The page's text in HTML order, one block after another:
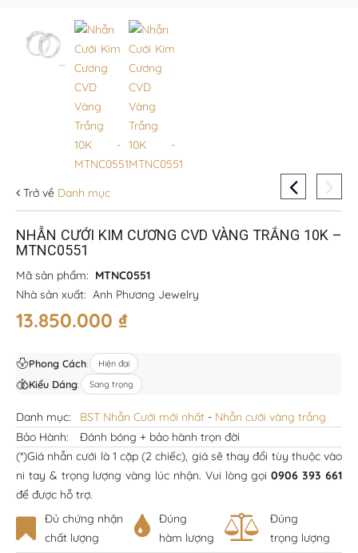
Trở về Danh mục
NHẪN CƯỚI KIM CƯƠNG CVD VÀNG TRẮNG 10K –
MTNC0551
Mã sản phẩm: MTNC0551
Nhà sản xuất: Anh Phương Jewelry
13.850.000 ₫
Phong Cách: Hiện đại
Kiểu Dáng: Sang trọng
Danh mục: BST Nhẫn Cưới mới nhất - Nhẫn cưới vàng trắng
Bảo Hành:
Đánh bóng + bảo hành trọn đời
(*)Giá nhẫn cưới là 1 cặp (2 chiếc), giá sẽ thay đổi tùy thuộc vào
ni tay & trọng lượng vàng lúc nhận. Vui lòng gọi0906 393 661
để được hỗ trợ.
Đủ chứng nhận
chất lượng
Đúng
hàm lượng
Đúng
trọng lượng